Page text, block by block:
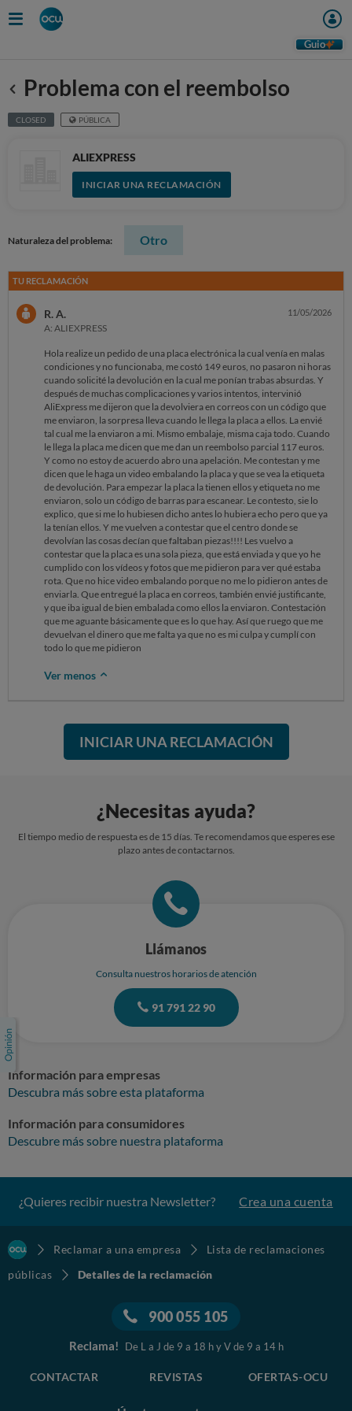
Guio
Anterior
Problema con el reembolso
CLOSED PÚBLICA
ALIEXPRESS
INICIAR UNA RECLAMACIÓN
Naturaleza del problema: Otro
TU RECLAMACIÓN
R. A.
A: ALIEXPRESS
11/05/2026
Hola realize un pedido de una placa electrónica la cual venía en malas
condiciones y no funcionaba, me costó 149 euros, no pasaron ni horas
cuando solicité la devolución en la cual me ponían trabas absurdas. Y
después de muchas complicaciones y varios intentos, intervinió
AliExpress me dijeron que la devolviera en correos con un código que
me enviaron, la sorpresa lleva cuando le llega la placa a ellos. La envié
tal cual me la enviaron a mi. Mismo embalaje, misma caja todo. Cuando
le llega la placa me dicen que me dan un reembolso parcial 117 euros.
Y como no estoy de acuerdo abro una apelación. Me contestan y me
dicen que le haga un video embalando la placa y que se vea la etiqueta
de devolución. Para empezar la placa la tienen ellos y etiqueta no me
enviaron, solo un código de barras para escanear. Le contesto, sie lo
explico, que si me lo hubiesen dicho antes lo hubiera echo pero que ya
la tenían ellos. Y me vuelven a contestar que el centro donde se
devolvían las cosas decían que faltaban piezas!!!! Les vuelvo a
contestar que la placa es una sola pieza, que está enviada y que yo he
cumplido con los vídeos y fotos que me pidieron para ver qué estaba
rota. Que no hice video embalando porque no me lo pidieron antes de
enviarla. Que entregué la placa en correos, también envié justificante,
y que iba igual de bien embalada como ellos la enviaron. Contestación
que me aguante básicamente que es lo que hay. Así que ruego que me
devuelvan el dinero que me falta ya que no es mi culpa y cumplí con
todo lo que me pidieron
Ver menos
INICIAR UNA RECLAMACIÓN
¿Necesitas ayuda?
El tiempo medio de respuesta es de 15 días. Te recomendamos que esperes ese
plazo antes de contactarnos.
Llámanos
Consulta nuestros horarios de atención
91 791 22 90
Información para empresas
Descubra más sobre esta plataforma
Información para consumidores
Descubre más sobre nuestra plataforma
¿Quieres recibir nuestra Newsletter? Crea una cuenta
Reclamar a una empresa
Lista de reclamaciones
públicas
Detalles de la reclamación
900 055 105
Reclama! De L a J de 9 a 18 h y V de 9 a 14 h
CONTACTAR REVISTAS OFERTAS-OCU